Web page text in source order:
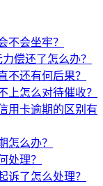
不会坐牢？
偿还了怎么办？
不还有何后果？
上怎么对待催收？
用卡逾期的区别有
怎么办？
处理？
诉了怎么处理？